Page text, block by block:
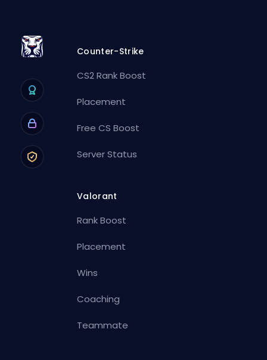
Counter-Strike
CS2 Rank Boost
Placement
Free CS Boost
Server Status
Valorant
Rank Boost
Placement
Wins
Coaching
Teammate